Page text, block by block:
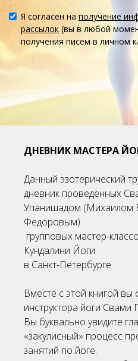
Я согласен на получение
рассылок (вы в любой
получения писем в личном
ДНЕВНИК МАСТЕРА
Данный эзотерический
дневник проведённых
Упанишадом (Михаилом
Федоровым)
групповых мастер-
Кундалини Йоги
в Санкт-Петербурге
Вместе с этой книгой
инструктора йоги
Вы буквально увидите
«закулисный» процесс
занятий по йоге.